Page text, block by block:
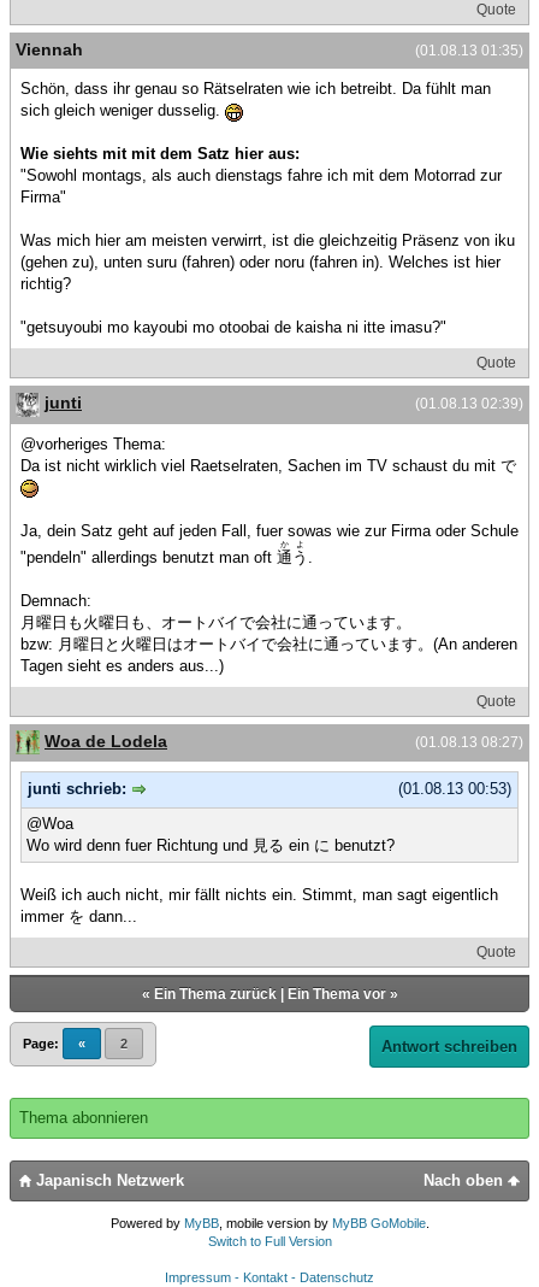
Quote
(01.08.13 01:35)
Viennah
Schön, dass ihr genau so Rätselraten wie ich betreibt. Da fühlt man
sich gleich weniger dusselig.
Wie siehts mit mit dem Satz hier aus:
"Sowohl montags, als auch dienstags fahre ich mit dem Motorrad zur
Firma"
Was mich hier am meisten verwirrt, ist die gleichzeitig Präsenz von iku
(gehen zu), unten suru (fahren) oder noru (fahren in). Welches ist hier
richtig?
"getsuyoubi mo kayoubi mo otoobai de kaisha ni itte imasu?"
Quote
(01.08.13 02:39)
junti
@vorheriges Thema:
Da ist nicht wirklich viel Raetselraten, Sachen im TV schaust du mit で
Ja, dein Satz geht auf jeden Fall, fuer sowas wie zur Firma oder Schule
"pendeln" allerdings benutzt man oft 通う
かよ
Demnach:
月曜日も火曜日も、オートバイで会社に通っています。
bzw: 月曜日と火曜日はオートバイで会社に通っています。(An anderen
Tagen sieht es anders aus...)
Quote
(01.08.13 08:27)
Woa de Lodela
(01.08.13 00:53)
junti schrieb:
@Woa
Wo wird denn fuer Richtung und 見る ein に benutzt?
Weiß ich auch nicht, mir fällt nichts ein. Stimmt, man sagt eigentlich
immer を dann...
Quote
« Ein Thema zurück| Ein Thema vor»
Page: « 2 Antwort schreiben
Thema abonnieren
Nach oben
Japanisch Netzwerk
Powered by MyBB, mobile version by MyBB GoMobile.
Switch to Full Version
Impressum - Kontakt - Datenschutz